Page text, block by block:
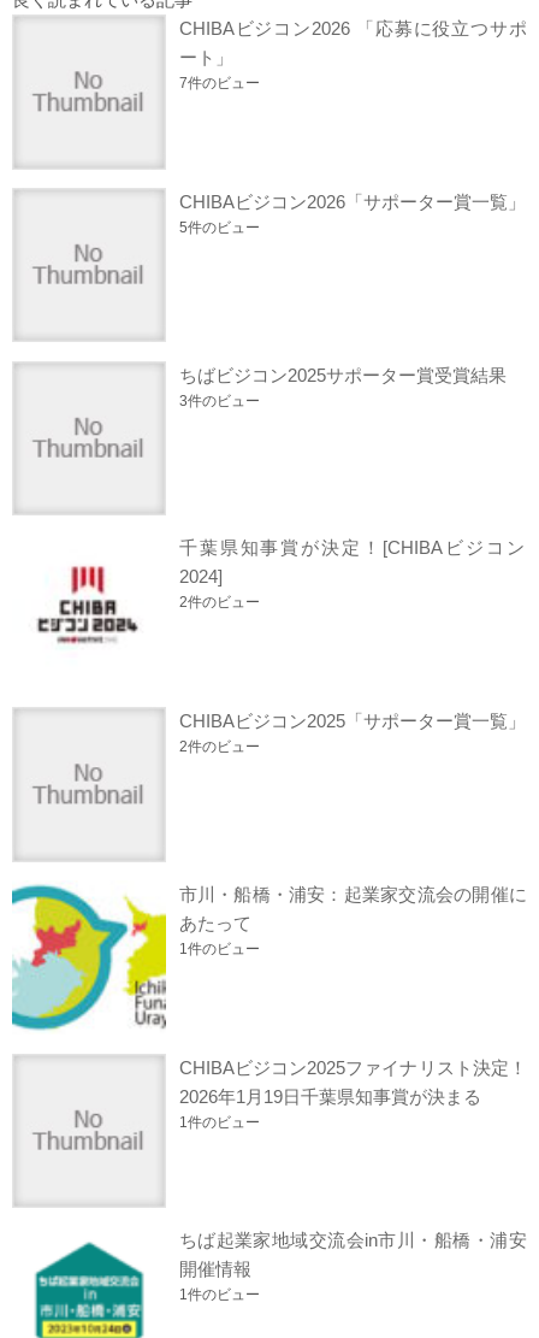
CHIBAビジコン2026 「応募に役立つサポ
ート」
7件のビュー
CHIBAビジコン2026「サポーター賞一覧」
5件のビュー
ちばビジコン2025サポーター賞受賞結果
3件のビュー
千葉県知事賞が決定！[CHIBAビジコン
2024]
2件のビュー
CHIBAビジコン2025「サポーター賞一覧」
2件のビュー
市川・船橋・浦安：起業家交流会の開催に
あたって
1件のビュー
CHIBAビジコン2025ファイナリスト決定！
2026年1月19日千葉県知事賞が決まる
1件のビュー
ちば起業家地域交流会in市川・船橋・浦安
開催情報
1件のビュー